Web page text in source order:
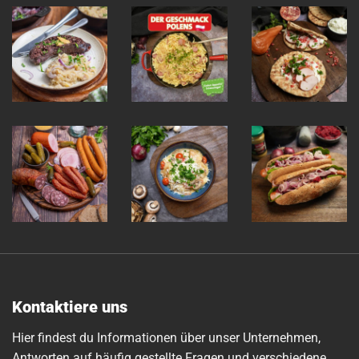
Kontaktiere uns
Hier findest du Informationen über unser Unternehmen,